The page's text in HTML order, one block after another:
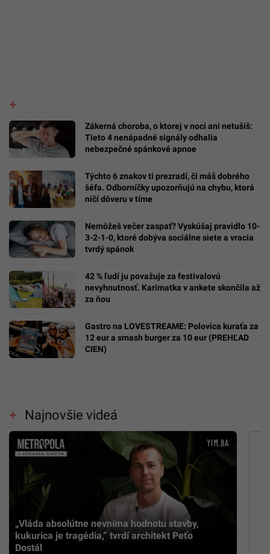
Zákerná choroba, o ktorej v noci ani netušíš:
Tieto 4 nenápadné signály odhalia
nebezpečné spánkové apnoe
Týchto 6 znakov ti prezradí, či máš dobrého
šéfa. Odborníčky upozorňujú na chybu, ktorá
ničí dôveru v tíme
Nemôžeš večer zaspať? Vyskúšaj pravidlo 10-
3-2-1-0, ktoré dobýva sociálne siete a vracia
tvrdý spánok
42 % ľudí ju považuje za festivalovú
nevyhnutnosť. Karimatka v ankete skončila až
za ňou
Gastro na LOVESTREAME: Polovica kuraťa za
12 eur a smash burger za 10 eur (PREHĽAD
CIEN)
Najnovšie videá
„Vláda absolútne nevníma hodnotu stavby,
kukurica je tragédia,” tvrdí architekt Peťo
Dostál